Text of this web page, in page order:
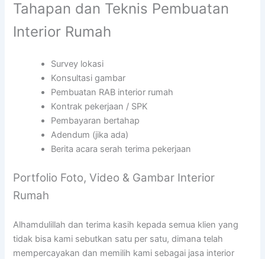
Tahapan dan Teknis Pembuatan
Interior Rumah
Survey lokasi
Konsultasi gambar
Pembuatan RAB interior rumah
Kontrak pekerjaan / SPK
Pembayaran bertahap
Adendum (jika ada)
Berita acara serah terima pekerjaan
Portfolio Foto, Video & Gambar Interior
Rumah
Alhamdulillah dan terima kasih kepada semua klien yang
tidak bisa kami sebutkan satu per satu, dimana telah
mempercayakan dan memilih kami sebagai jasa interior